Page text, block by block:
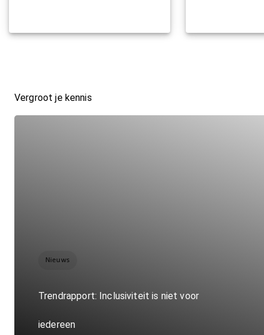
Vergroot je kennis
Nieuws
Trendrapport: Inclusiviteit is niet voor
iedereen